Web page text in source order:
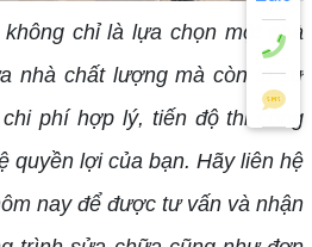
không chỉ là lựa chọn một nhà
nhà chất lượng mà còn là sự
phí hợp lý, tiến độ thi công
quyền lợi của bạn. Hãy liên hệ
nay để được tư vấn và nhận